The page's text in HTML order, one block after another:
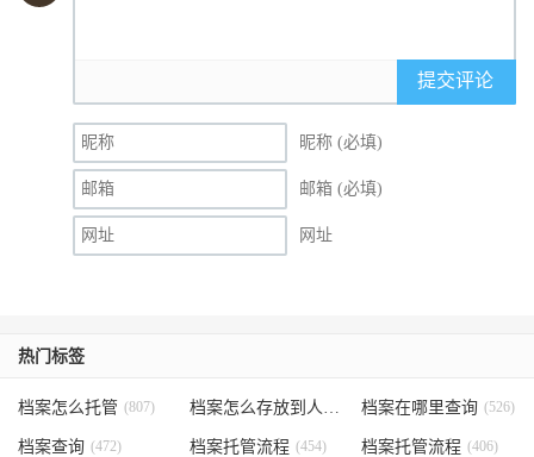
提交评论
昵称 (必填)
邮箱 (必填)
网址
热门标签
档案怎么托管 (807) (535)
档案在哪里查询 (526)
档案查询 (472) 档案托管流程 (454) 档案托管流程 (406)